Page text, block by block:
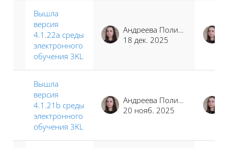
Вышла
версия
4.1.22a среды
электронного
обучения 3KL
Андреева Полина Иосифовна
18 дек. 2025
Вышла
версия
4.1.21b среды
электронного
обучения 3KL
Андреева Полина Иосифовна
20 нояб. 2025